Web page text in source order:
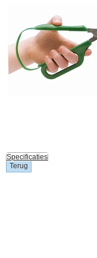
Specificaties